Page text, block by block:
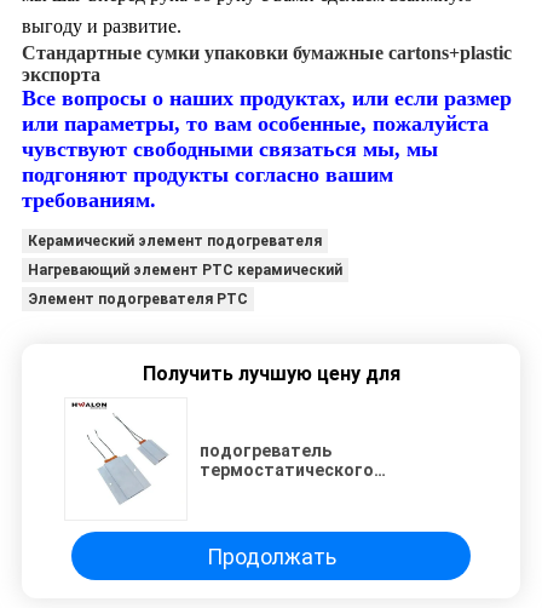
выгоду и развитие.
Стандартные сумки упаковки бумажные cartons+plastic
экспорта
Все вопросы о наших продуктах, или если размер
или параметры, то вам особенные, пожалуйста
чувствуют свободными связаться мы, мы
подгоняют продукты согласно вашим
требованиям.
Керамический элемент подогревателя
Нагревающий элемент PTC керамический
Элемент подогревателя PTC
Получить лучшую цену для
подогреватель
термостатического
220V керамического
алюминиевый с изоляцией
77*62mm раковины
поверхностной
Продолжать